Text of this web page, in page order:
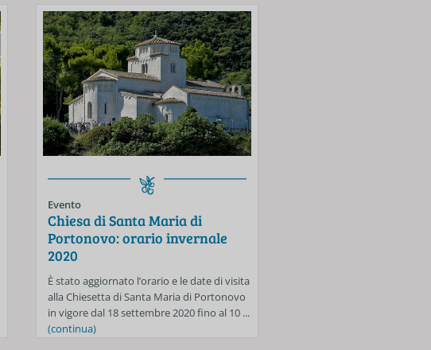
Evento
Chiesa di Santa Maria di
Portonovo: orario invernale
2020
È stato aggiornato l’orario e le date di visita
alla Chiesetta di Santa Maria di Portonovo
in vigore dal 18 settembre 2020 fino al 10 ...
(continua)